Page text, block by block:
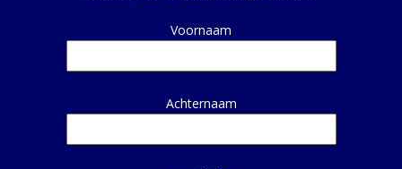
Voornaam
Achternaam
Alternative: